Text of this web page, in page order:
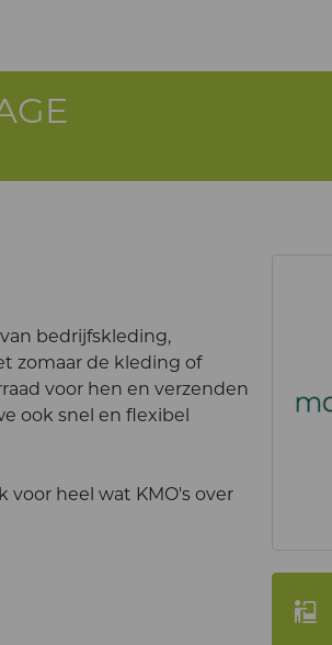
bedrijfskleding,
zomaar de kleding of
voor hen en verzenden
ook snel en flexibel
voor heel wat KMO's over